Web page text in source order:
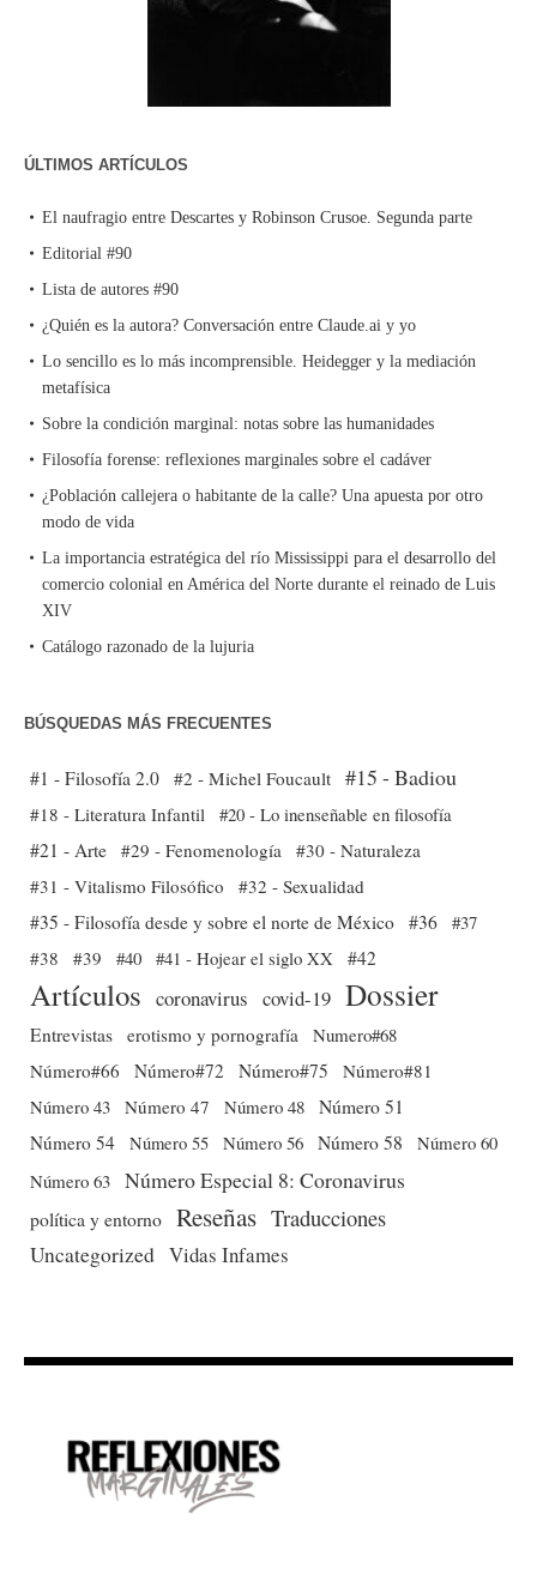
ÚLTIMOS ARTÍCULOS
El naufragio entre Descartes y Robinson Crusoe. Segunda parte
Editorial #90
Lista de autores #90
¿Quién es la autora? Conversación entre Claude.ai y yo
Lo sencillo es lo más incomprensible. Heidegger y la mediación
metafísica
Sobre la condición marginal: notas sobre las humanidades
Filosofía forense: reflexiones marginales sobre el cadáver
¿Población callejera o habitante de la calle? Una apuesta por otro
modo de vida
La importancia estratégica del río Mississippi para el desarrollo del
comercio colonial en América del Norte durante el reinado de Luis
XIV
Catálogo razonado de la lujuria
BÚSQUEDAS MÁS FRECUENTES
#1 - Filosofía 2.0 #2 - Michel Foucault #15 - Badiou
#18 - Literatura Infantil #20 - Lo inenseñable en filosofía
#21 - Arte #29 - Fenomenología
#30 - Naturaleza
#31 - Vitalismo Filosófico
#32 - Sexualidad
#35 - Filosofía desde y sobre el norte de México #36 #37
#38
#39 #40 #41 - Hojear el siglo XX #42
Artículos coronavirus covid-19 Dossier
Entrevistas erotismo y pornografía
Numero#68
Número#66
Número#72 Número#75
Número#81
Número 43 Número 47 Número 48 Número 51
Número 54 Número 55 Número 56 Número 58
Número 60
Número 63 Número Especial 8: Coronavirus
política y entorno Reseñas Traducciones
Uncategorized Vidas Infames